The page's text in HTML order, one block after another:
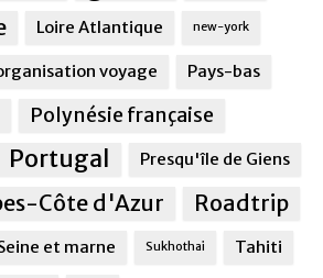
Loire Atlantique new-york
voyage Pays-bas
Polynésie française
Portugal Presqu'île de Giens
Côte d'Azur Roadtrip
et marne Sukhothai Tahiti